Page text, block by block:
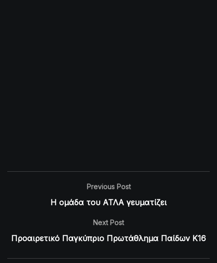
Previous Post
Η ομάδα του ΑΤΛΑ γευματίζει
Next Post
Προαιρετικό Παγκύπριο Πρωτάθλημα Παίδων K16